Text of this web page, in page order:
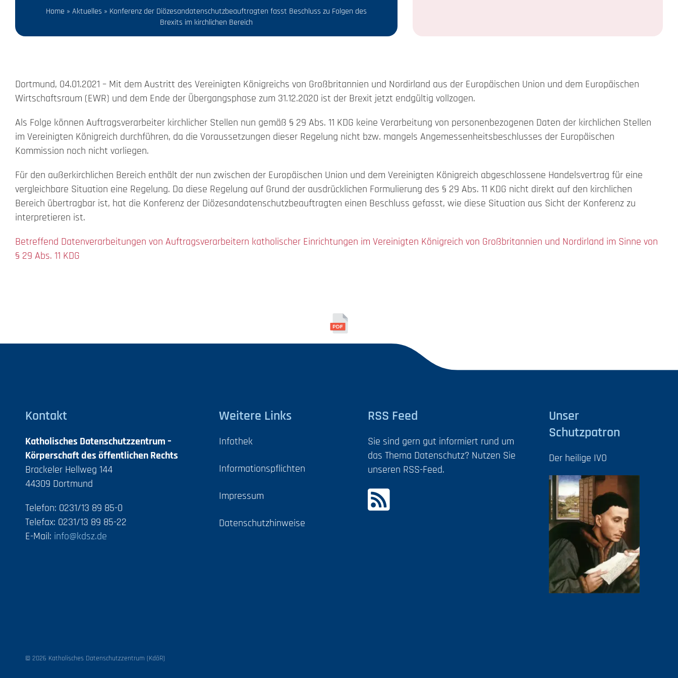
Search
for:
Home »Aktuelles » Konferenz der Diözesandatenschutzbeauftragten fasst Beschluss zu Folgen des
Brexits im kirchlichen Bereich
Dortmund, 04.01.2021 – Mit dem Austritt des Vereinigten Königreichs von Großbritannien und Nordirland aus der Europäischen Union und dem Europäischen
Wirtschaftsraum (EWR) und dem Ende der Übergangsphase zum 31.12.2020 ist der Brexit jetzt endgültig vollzogen.
Als Folge können Auftragsverarbeiter kirchlicher Stellen nun gemäß § 29 Abs. 11 KDG keine Verarbeitung von personenbezogenen Daten der kirchlichen Stellen
im Vereinigten Königreich durchführen, da die Voraussetzungen dieser Regelung nicht bzw. mangels Angemessenheitsbeschlusses der Europäischen
Kommission noch nicht vorliegen.
Für den außerkirchlichen Bereich enthält der nun zwischen der Europäischen Union und dem Vereinigten Königreich abgeschlossene Handelsvertrag für eine
vergleichbare Situation eine Regelung. Da diese Regelung auf Grund der ausdrücklichen Formulierung des § 29 Abs. 11 KDG nicht direkt auf den kirchlichen
Bereich übertragbar ist, hat die Konferenz der Diözesandatenschutzbeauftragten einen Beschluss gefasst, wie diese Situation aus Sicht der Konferenz zu
interpretieren ist.
Betreffend Datenverarbeitungen von Auftragsverarbeitern katholischer Einrichtungen im Vereinigten Königreich von Großbritannien und Nordirland im Sinne von
§ 29 Abs. 11 KDG
Kontakt
Katholisches Datenschutzzentrum –
Körperschaft des öffentlichen Rechts
Brackeler Hellweg 144
44309 Dortmund
Telefon: 0231/13 89 85-0
Telefax: 0231/13 89 85-22
E-Mail: info@kdsz.de
Weitere Links
Infothek
Informationspflichten
Impressum
Datenschutzhinweise
RSS Feed
Sie sind gern gut informiert rund um
das Thema Datenschutz? Nutzen Sie
unseren RSS-Feed.
Unser
Schutzpatron
Der heilige IVO
© 2026 Katholisches Datenschutzzentrum (KdöR)